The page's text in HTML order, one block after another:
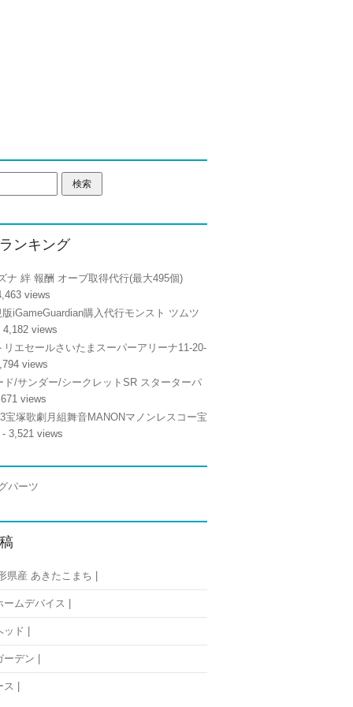
ンキング
ナ 絆 報酬 オーブ取得代行(最大495個)
views
iGameGuardian購入代行モンスト ツムツ
4,182 views
リエセールさいたまスーパーアリーナ11-20-
views
ド/サンダー/シークレットSR スターターパ
views
宝塚歌劇月組舞音MANONマノンレスコー宝
- 3,521 views
県産 あきたこまち |
ムデバイス |
ド |
デン |
|